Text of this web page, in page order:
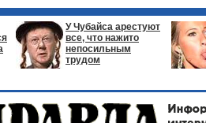
У Чубайса арестуют
все, что нажито
непосильным
трудом